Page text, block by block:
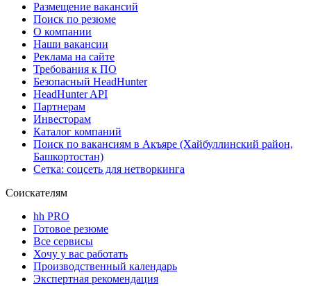
Размещение вакансий
Поиск по резюме
О компании
Наши вакансии
Реклама на сайте
Требования к ПО
Безопасный HeadHunter
HeadHunter API
Партнерам
Инвесторам
Каталог компаний
Поиск по вакансиям в Акъяре (Хайбуллинский район,
Башкортостан)
Сетка: соцсеть для нетворкинга
Соискателям
hh PRO
Готовое резюме
Все сервисы
Хочу у вас работать
Производственный календарь
Экспертная рекомендация